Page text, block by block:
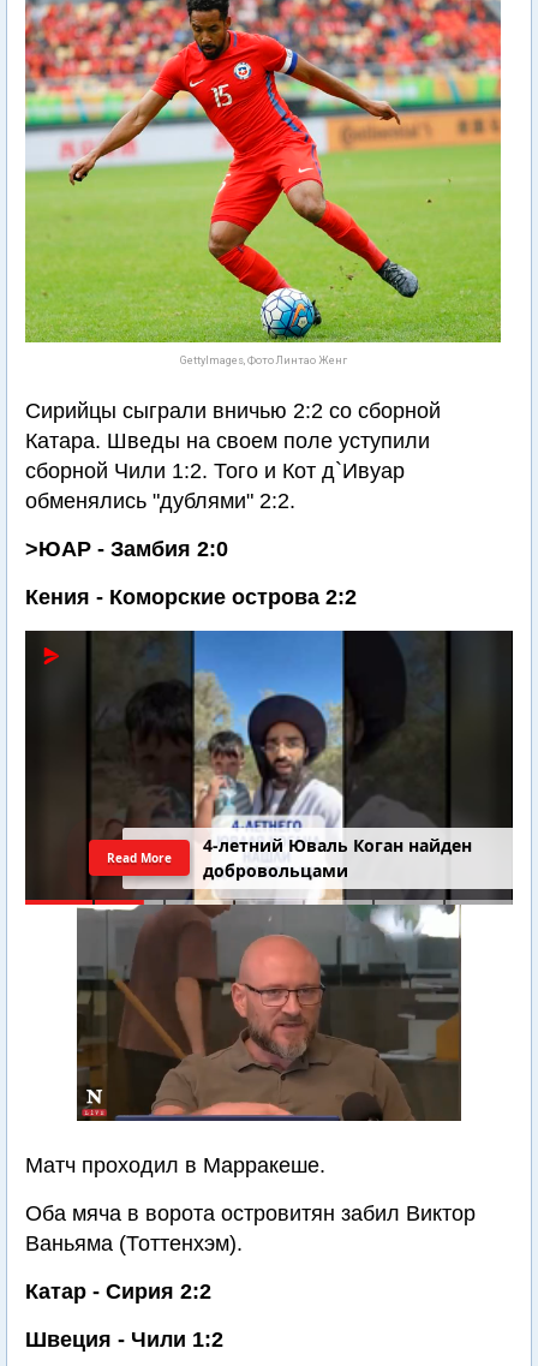
GettyImages, Фото Линтао Женг
Сирийцы сыграли вничью 2:2 со сборной
Катара. Шведы на своем поле уступили
сборной Чили 1:2. Того и Кот д`Ивуар
обменялись "дублями" 2:2.
>ЮАР - Замбия 2:0
Кения - Коморские острова 2:2
4-летний Юваль Коган найден
добровольцами
Read More
Матч проходил в Марракеше.
Оба мяча в ворота островитян забил Виктор
Ваньяма (Тоттенхэм).
Катар - Сирия 2:2
Швеция - Чили 1:2